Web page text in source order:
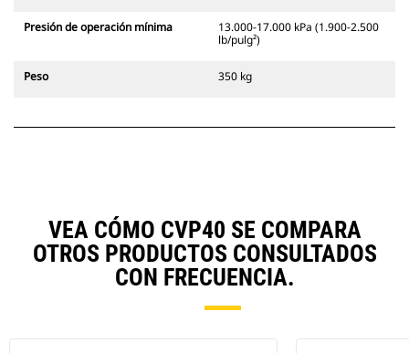
Presión de operación mínima
13.000-17.000 kPa (1.900-2.500
lb/pulg²)
Peso 350 kg
VEA CÓMO CVP40 SE COMPARA
OTROS PRODUCTOS CONSULTADOS
CON FRECUENCIA.